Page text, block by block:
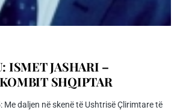
ISMET JASHARI –
SHQIPTAR
Me daljen në skenë të Ushtrisë Çlirimtare të